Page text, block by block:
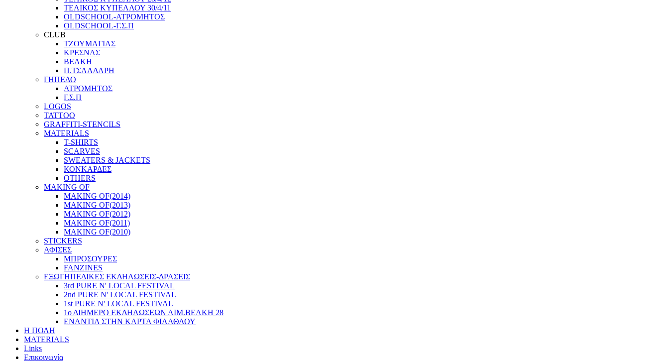
ΤΕΛΙΚΟΣ ΚΥΠΕΛΛΟΥ 30/4/11
OLDSCHOOL-ΑΤΡΟΜΗΤΟΣ
OLDSCHOOL-Γ.Σ.Π
CLUB
ΤΖΟΥΜΑΓΙΑΣ
ΚΡΕΣΝΑΣ
ΒΕΑΚΗ
Π.ΤΣΑΛΔΑΡΗ
ΓΗΠΕΔΟ
ΑΤΡΟΜΗΤΟΣ
Γ.Σ.Π
LOGOS
TATTOO
GRAFFITI-STENCILS
MATERIALS
T-SHIRTS
SCARVES
SWEATERS & JACKETS
ΚΟΝΚΑΡΔΕΣ
OTHERS
MAKING OF
MAKING OF(2014)
MAKING OF(2013)
MAKING OF(2012)
MAKING OF(2011)
MAKING OF(2010)
STICKERS
ΑΦΙΣΕΣ
ΜΠΡΟΣΟΥΡΕΣ
FANZINES
ΕΞΩΓΗΠΕΔΙΚΕΣ EΚΔΗΛΩΣΕΙΣ-ΔΡΑΣΕΙΣ
3rd PURE N' LOCAL FESTIVAL
2nd PURE N' LOCAL FESTIVAL
1st PURE N' LOCAL FESTIVAL
1ο ΔΙΗΜΕΡΟ ΕΚΔΗΛΩΣΕΩΝ ΑΙΜ.ΒΕΑΚΗ 28
ΕΝΑΝΤΙΑ ΣΤΗΝ ΚΑΡΤΑ ΦΙΛΑΘΛΟΥ
Η ΠΟΛΗ
MATERIALS
Links
Επικοινωνία